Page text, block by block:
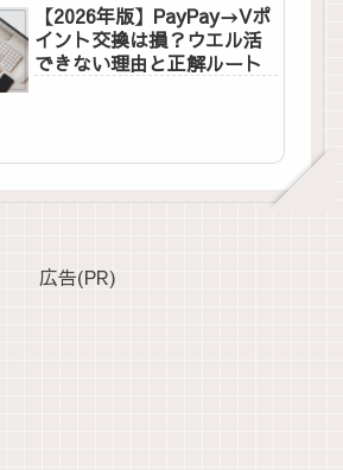
【2026年版】PayPay→Vポ
イント交換は損？ウエル活
できない理由と正解ルート
広告(PR)